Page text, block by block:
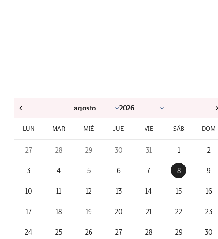
LUN MAR MIÉ JUE VIE SÁB DOM
27 28 29 30 31 1 2
3 4 5 6 7 8 9
10 11 12 13 14 15 16
17 18 19 20 21 22 23
24 25 26 27 28 29 30